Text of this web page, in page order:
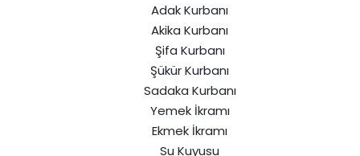
Adak Kurbanı
Akika Kurbanı
Şifa Kurbanı
Şükür Kurbanı
Sadaka Kurbanı
Yemek İkramı
Ekmek İkramı
Su Kuyusu